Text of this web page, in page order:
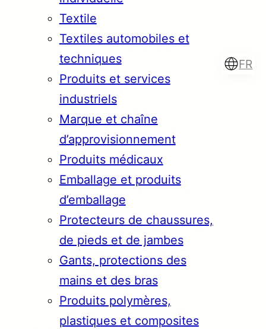
Textile
Textiles automobiles et
techniques
Produits et services
industriels
Marque et chaîne
d’approvisionnement
Produits médicaux
Emballage et produits
d’emballage
Protecteurs de chaussures,
de pieds et de jambes
Gants, protections des
mains et des bras
Produits polymères,
plastiques et composites
FR
Türkçe English
Français